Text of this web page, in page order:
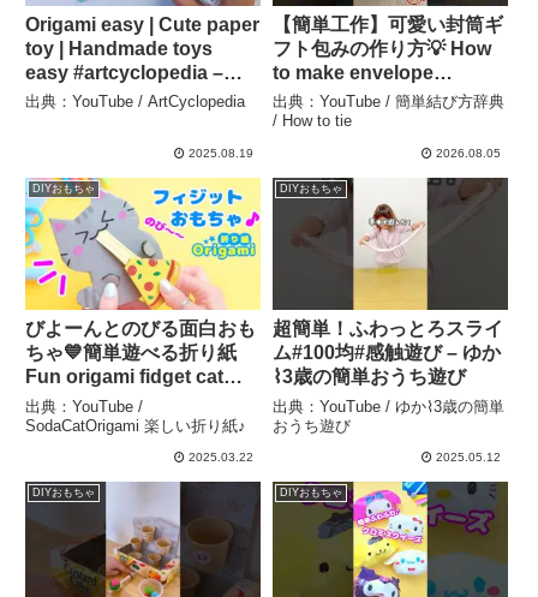
Origami easy | Cute paper
toy | Handmade toys
easy #artcyclopedia –
ArtCyclopedia
出典：YouTube / ArtCyclopedia
2025.08.19
【簡単工作】可愛い封筒ギ
フト包みの作り方💡 How
to make envelope
wrapping✨お店みたいな
高見えプチギフト箱♡お菓
子袋・手作り・DIY・保存
結び方辞典 / How to tie
出典：YouTube / 簡単結び方辞典
/ How to tie
2026.08.05
DIYおもちゃ
びよーんとのびる面白おも
ちゃ💙簡単遊べる折り紙
Fun origami fidget cat
toys 종이 접기로 피젯 장
난감 – SodaCatOrigami 楽
出典：YouTube /
SodaCatOrigami 楽しい折り紙♪
2025.03.22
DIYおもちゃ
超簡単！ふわっとろスライ
ム#100均#感触遊び – ゆか
⌇3歳の簡単おうち遊び
出典：YouTube / ゆか⌇3歳の簡単
おうち遊び
2025.05.12
DIYおもちゃ DIYおもちゃ